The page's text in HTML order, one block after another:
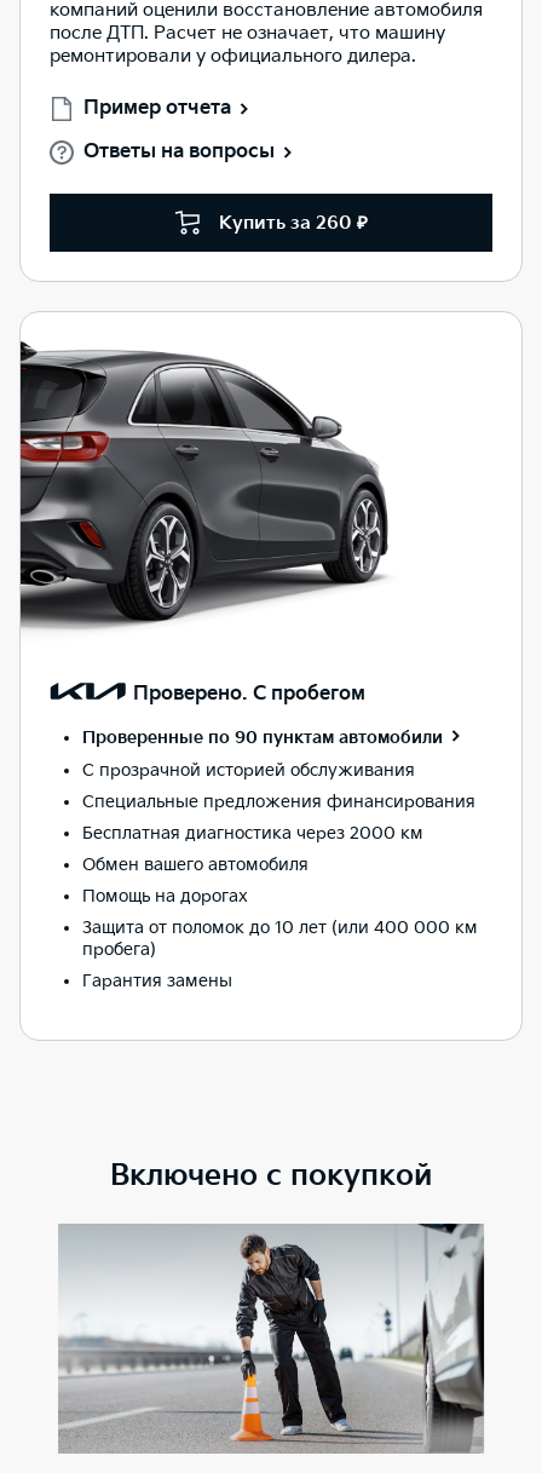
компаний оценили восстановление автомобиля
после ДТП. Расчет не означает, что машину
ремонтировали у официального дилера.
Пример отчета
Ответы на вопросы
Купить за 260 ₽
Проверено. С пробегом
Проверенные по 90 пунктам автомобили
С прозрачной историей обслуживания
Специальные предложения финансирования
Бесплатная диагностика через 2000 км
Обмен вашего автомобиля
Помощь на дорогах
Защита от поломок до 10 лет (или 400 000 км
пробега)
Гарантия замены
Включено с покупкой